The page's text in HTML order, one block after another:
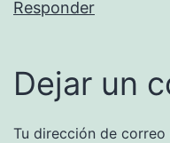
Responder
Dejar un
Tu dirección de